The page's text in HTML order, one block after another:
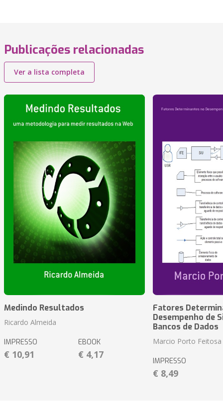
Publicações relacionadas
Ver a lista completa
Medindo Resultados
Ricardo Almeida
IMPRESSO
€ 10,91
EBOOK
€ 4,17
Fatores
Desempenho de
Bancos de Dados
Marcio Porto Feitosa
IMPRESSO
€ 8,49